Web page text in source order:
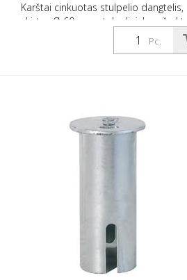
Karštai cinkuotas stulpelio dangtelis,
skirtas Ø 60 mm stulpeliui, be užrakto,
tinka įžeminimo lizdui, art. Nr. 460.10,
Pc.